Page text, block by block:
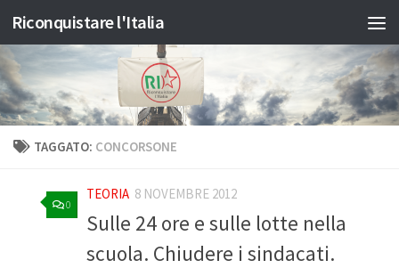
Salta al contenuto
Riconquistare l'Italia
TAGGATO: CONCORSONE
0
TEORIA 8 NOVEMBRE 2012
Sulle 24 ore e sulle lotte nella
scuola. Chiudere i sindacati.